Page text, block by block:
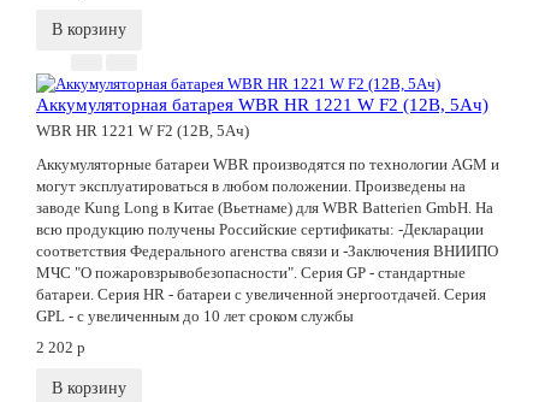
В корзину
Аккумуляторная батарея WBR HR 1221 W F2 (12В, 5Ач)
WBR HR 1221 W F2 (12В, 5Ач)
Аккумуляторные батареи WBR производятся по технологии AGM и
могут эксплуатироваться в любом положении. Произведены на
заводе Kung Long в Китае (Вьетнаме) для WBR Batterien GmbH. На
всю продукцию получены Российские сертификаты: -Декларации
соответствия Федерального агенства связи и -Заключения ВНИИПО
МЧС "О пожаровзрывобезопасности". Серия GP - стандартные
батареи. Серия HR - батареи с увеличенной энергоотдачей. Серия
GPL - с увеличенным до 10 лет сроком службы
2 202 p
В корзину